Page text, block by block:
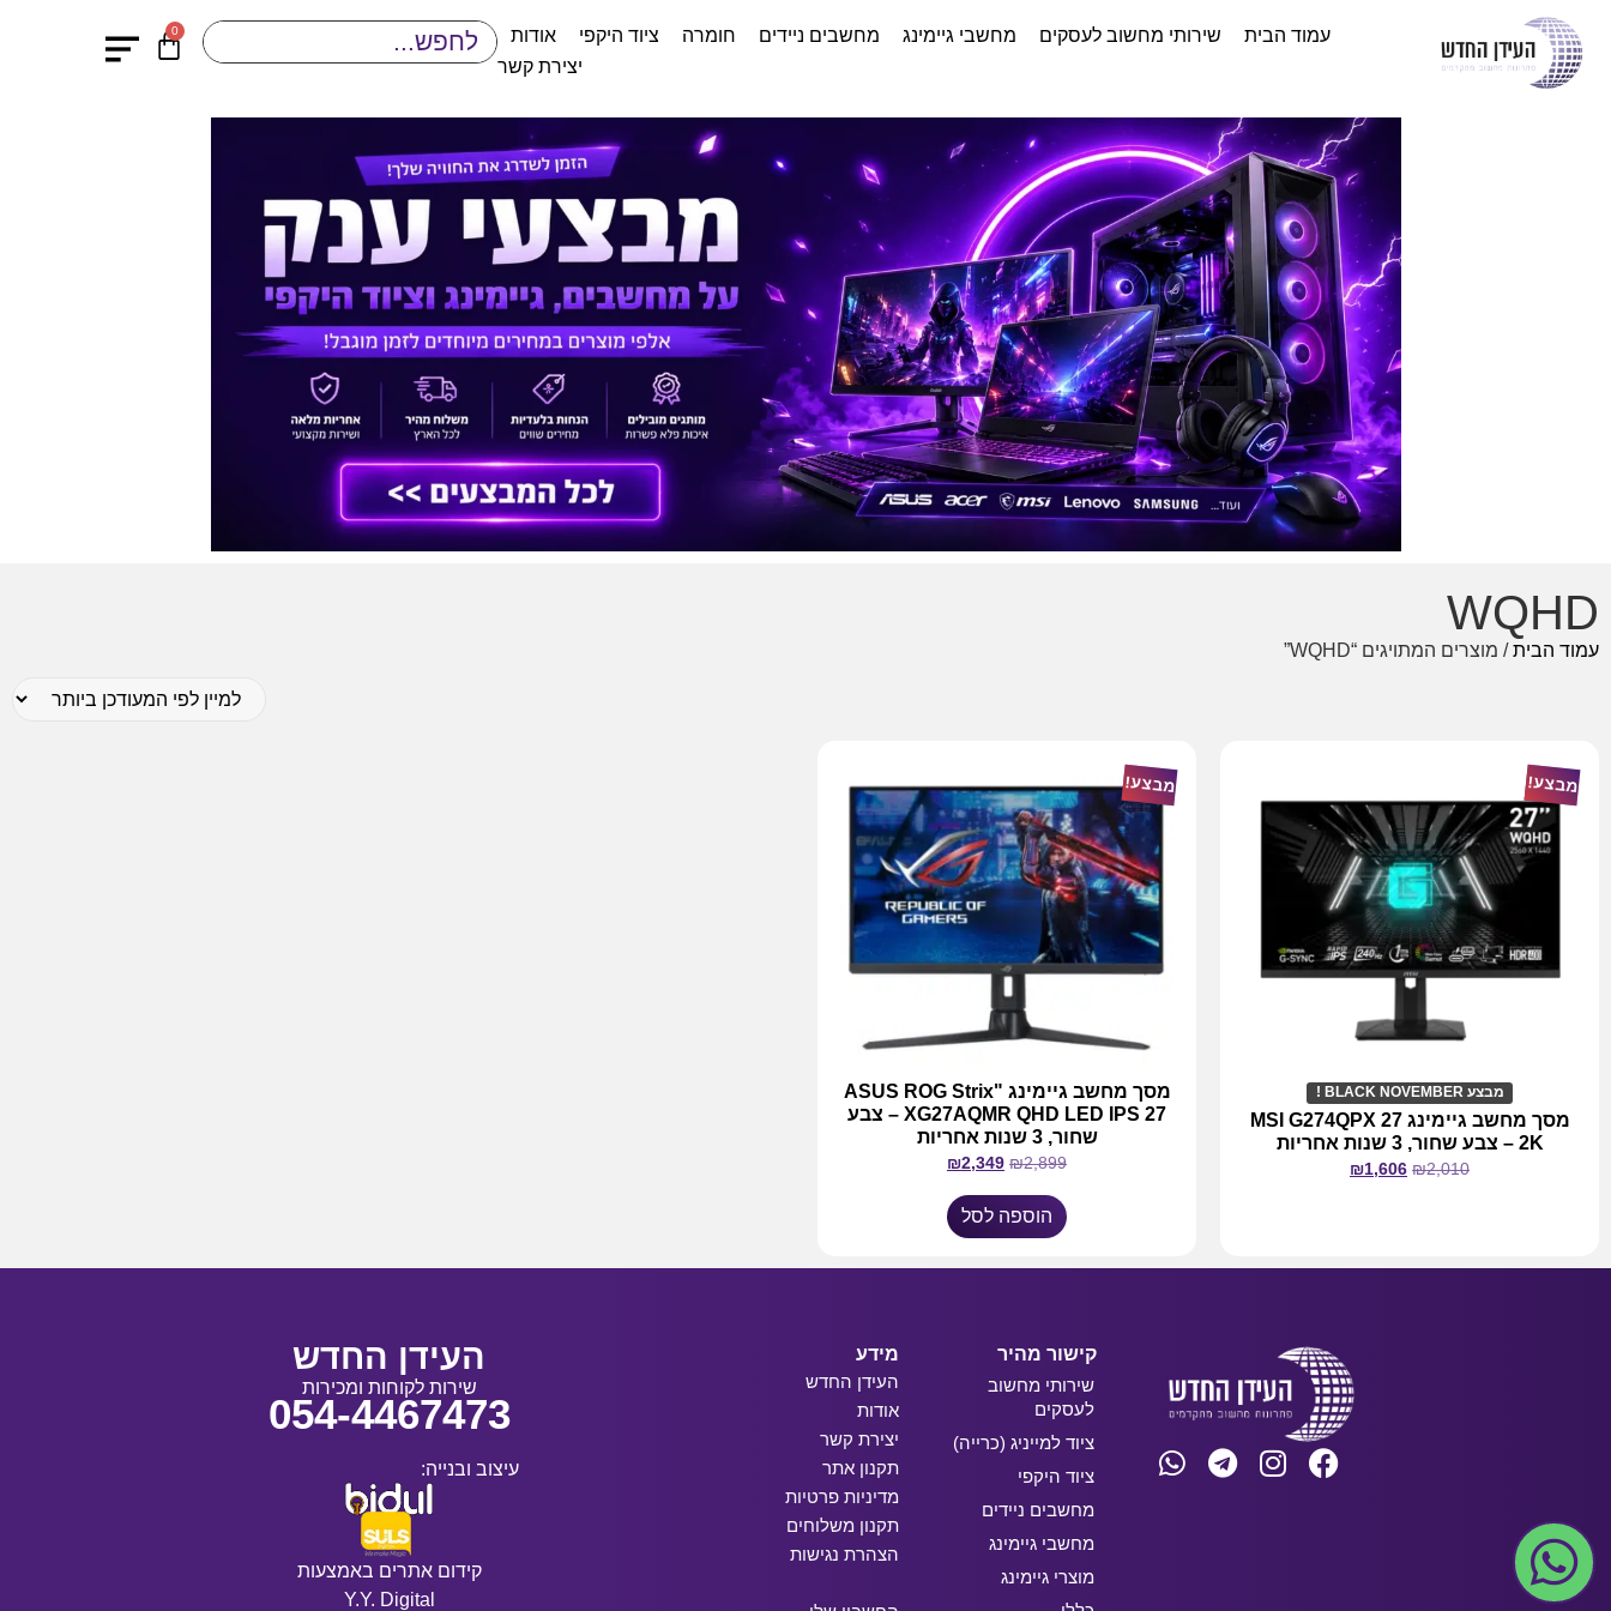
עמוד הבית שירותי מחשוב לעסקים מחשבי גיימינג מחשבים ניידים חומרה ציוד היקפי
אודות
יצירת קשר
0
WQHD
עמוד הבית/ מוצרים המתויגים “WQHD”
מבצע!
מבצע BLACK NOVEMBER !
מסך מחשב גיימינג 27 MSI G274QPX
2K – צבע שחור, 3 שנות אחריות
₪2,010
₪1,606
מבצע!
מסך מחשב גיימינג "ASUS ROG Strix
XG27AQMR QHD LED IPS 27 – צבע
שחור, 3 שנות אחריות
₪2,899
₪2,349
הוספה לסל
קישור מהיר
שירותי מחשוב
לעסקים
ציוד למייניג (כרייה)
ציוד היקפי
מחשבים ניידים
מחשבי גיימינג
מוצרי גיימינג
מידע
העידן החדש
אודות
יצירת קשר
תקנון אתר
מדיניות פרטיות
תקנון משלוחים
הצהרת נגישות
העידן החדש
שירות לקוחות ומכירות
054-4467473
עיצוב ובנייה:
קידום אתרים באמצעות
Y.Y. Digital